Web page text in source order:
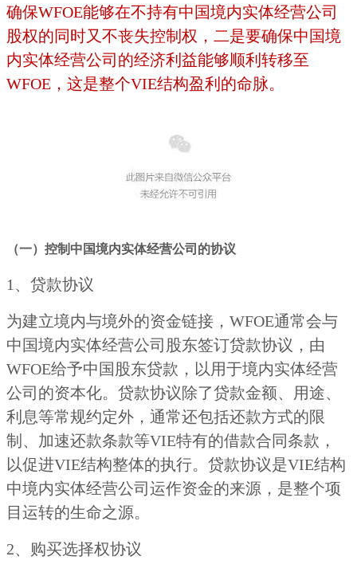
确保WFOE能够在不持有中国境内实体经营公司
股权的同时又不丧失控制权，二是要确保中国境
内实体经营公司的经济利益能够顺利转移至
WFOE，这是整个VIE结构盈利的命脉。
（一）控制中国境内实体经营公司的协议
1、贷款协议
为建立境内与境外的资金链接，WFOE通常会与
中国境内实体经营公司股东签订贷款协议，由
WFOE给予中国股东贷款，以用于境内实体经营
公司的资本化。贷款协议除了贷款金额、用途、
利息等常规约定外，通常还包括还款方式的限
制、加速还款条款等VIE特有的借款合同条款，
以促进VIE结构整体的执行。贷款协议是VIE结构
中境内实体经营公司运作资金的来源，是整个项
目运转的生命之源。
2、购买选择权协议